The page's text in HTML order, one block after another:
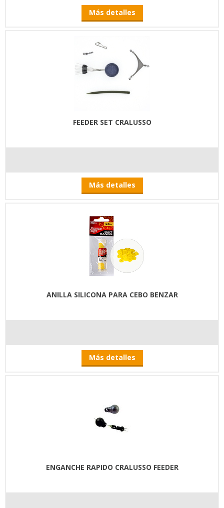
Más detalles
FEEDER SET CRALUSSO
Más detalles
ANILLA SILICONA PARA CEBO BENZAR
Más detalles
ENGANCHE RAPIDO CRALUSSO FEEDER